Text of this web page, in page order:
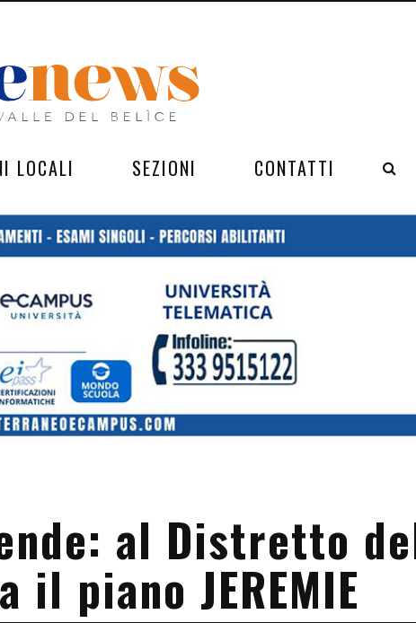
LOCALI SEZIONI CONTATTI
al Distretto
il piano JEREMIE